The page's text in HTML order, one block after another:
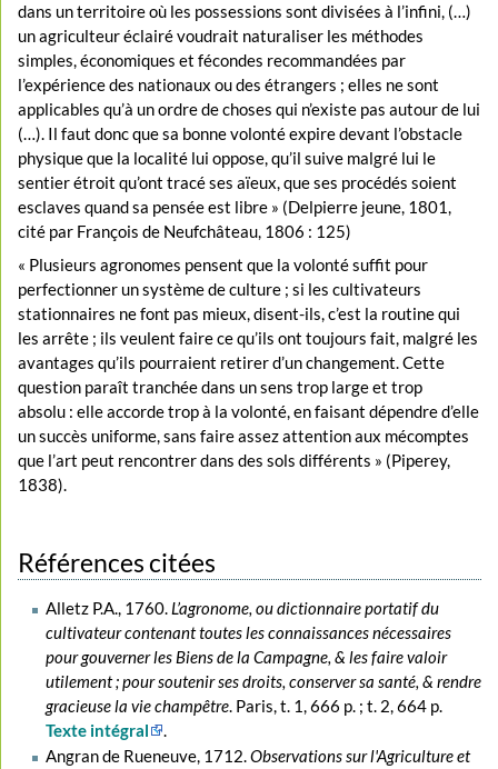
dans un territoire où les possessions sont divisées à l’infini, (…)
un agriculteur éclairé voudrait naturaliser les méthodes
simples, économiques et fécondes recommandées par
l’expérience des nationaux ou des étrangers ; elles ne sont
applicables qu’à un ordre de choses qui n’existe pas autour de lui
(…). Il faut donc que sa bonne volonté expire devant l’obstacle
physique que la localité lui oppose, qu’il suive malgré lui le
sentier étroit qu’ont tracé ses aïeux, que ses procédés soient
esclaves quand sa pensée est libre » (Delpierre jeune, 1801,
cité par François de Neufchâteau, 1806 : 125)
« Plusieurs agronomes pensent que la volonté suffit pour
perfectionner un système de culture ; si les cultivateurs
stationnaires ne font pas mieux, disent-ils, c’est la routine qui
les arrête ; ils veulent faire ce qu’ils ont toujours fait, malgré les
avantages qu’ils pourraient retirer d’un changement. Cette
question paraît tranchée dans un sens trop large et trop
absolu : elle accorde trop à la volonté, en faisant dépendre d’elle
un succès uniforme, sans faire assez attention aux mécomptes
que l’art peut rencontrer dans des sols différents » (Piperey,
1838).
Références citées
Alletz P.A., 1760. L’agronome, ou dictionnaire portatif du
cultivateur contenant toutes les connaissances nécessaires
pour gouverner les Biens de la Campagne, & les faire valoir
utilement ; pour soutenir ses droits, conserver sa santé, & rendre
gracieuse la vie champêtre. Paris, t. 1, 666 p. ; t. 2, 664 p.
Texte intégral
.
Angran de Rueneuve, 1712.Observations sur l'Agriculture et